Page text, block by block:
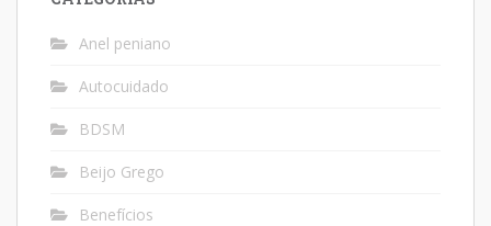
Anel peniano
Autocuidado
BDSM
Beijo Grego
Benefícios